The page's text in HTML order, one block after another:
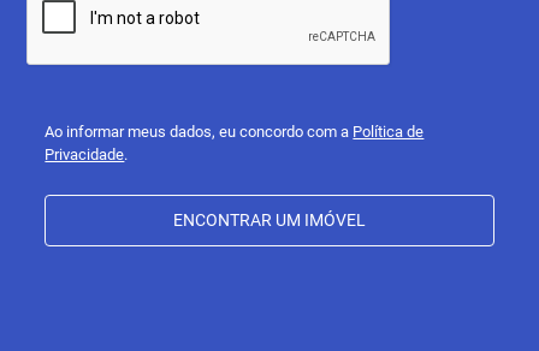
Ao informar meus dados, eu concordo com a Política de
Privacidade.
ENCONTRAR UM IMÓVEL